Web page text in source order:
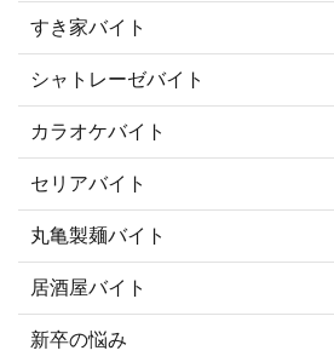
すき家バイト
シャトレーゼバイト
カラオケバイト
セリアバイト
丸亀製麺バイト
居酒屋バイト
新卒の悩み